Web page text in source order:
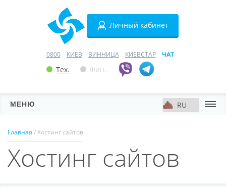
Личный кабинет
0800 КИЕВ ВИННИЦА КИЕВСТАР ЧАТ
Тех. Фин.
МЕНЮ
Домены
Главная / Хостинг сайтов
Хостинг сайтов